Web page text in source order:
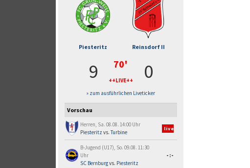
Piesteritz Reinsdorf II
9 70'
++LIVE++ 0
» zum ausführlichen Liveticker
Vorschau
Herren, Sa. 08.08. 14:00 Uhr
Piesteritz vs.Turbine
live
B-Jugend (U17), So. 09.08. 11:30
Uhr
SC Bernburgvs. Piesteritz
-:-